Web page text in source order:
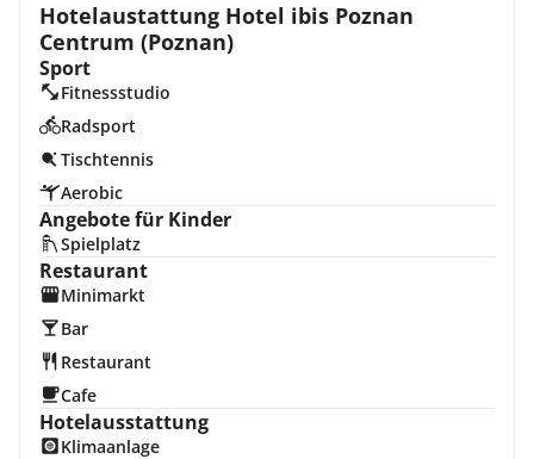
Hotelaustattung Hotel ibis Poznan
Centrum (Poznan)
Sport
Fitnessstudio
Radsport
Tischtennis
Aerobic
Angebote für Kinder
Spielplatz
Restaurant
Minimarkt
Bar
Restaurant
Cafe
Hotelausstattung
Klimaanlage